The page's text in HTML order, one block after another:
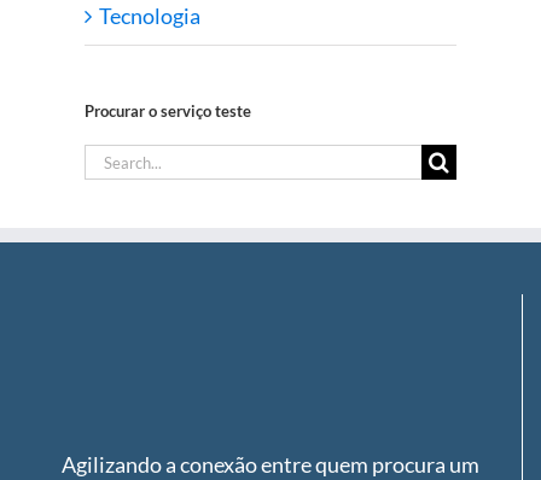
Tecnologia
Procurar o serviço teste
Search
Agilizando a conexão entre quem procura um